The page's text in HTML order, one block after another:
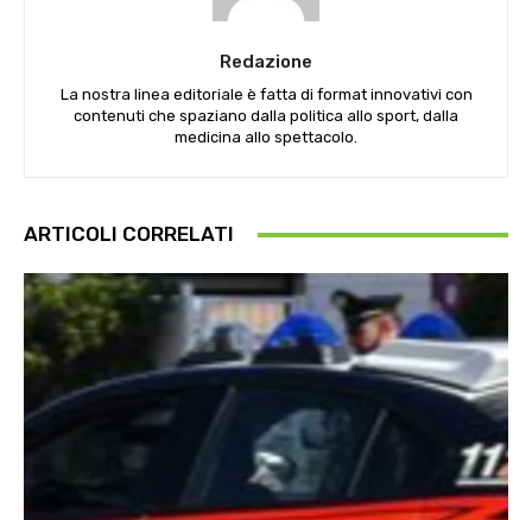
Redazione
La nostra linea editoriale è fatta di format innovativi con
contenuti che spaziano dalla politica allo sport, dalla
medicina allo spettacolo.
ARTICOLI CORRELATI